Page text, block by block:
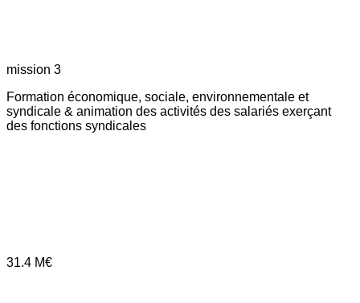
mission 3
Formation économique, sociale, environnementale et
syndicale & animation des activités des salariés exerçant
des fonctions syndicales
31.4 M€